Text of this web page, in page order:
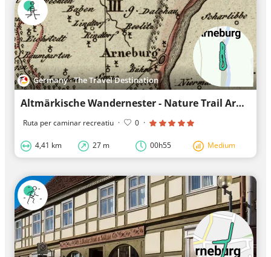
Germany - The Travel Destination
Altmärkische Wandernester - Nature Trail Arneburg
Ruta per caminar recreatiu · 0 ·
4,41 km 27 m 00h55 Medium